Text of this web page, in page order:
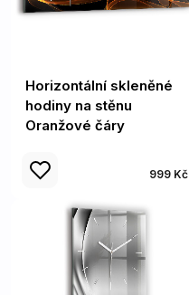
Horizontální skleněné
hodiny na stěnu
Oranžové čáry
999 Kč